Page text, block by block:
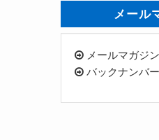
メール
メールマガジ
バックナンバ